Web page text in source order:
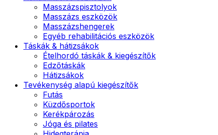
Masszázspisztolyok
Masszázs eszközök
Masszázshengerek
Egyéb rehabilitációs eszközök
Táskák & hátizsákok
Ételhordó táskák & kiegészítők
Edzőtáskák
Hátizsákok
Tevékenység alapú kiegészítők
Futás
Küzdősportok
Kerékpározás
Jóga és pilates